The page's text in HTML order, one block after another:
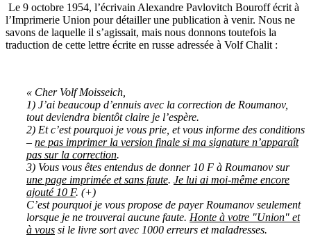
Le 9 octobre 1954, l’écrivain Alexandre Pavlovitch Bouroff écrit à
l’Imprimerie Union pour détailler une publication à venir. Nous ne
savons de laquelle il s’agissait, mais nous donnons toutefois la
traduction de cette lettre écrite en russe adressée à Volf Chalit :
« Cher Volf Moisseich,
1) J’ai beaucoup d’ennuis avec la correction de Roumanov,
tout deviendra bientôt claire je l’espère.
2) Et c’est pourquoi je vous prie, et vous informe des conditions
– ne pas imprimer la version finale si ma signature n’apparaît
pas sur la correction.
3) Vous vous êtes entendus de donner 10 F à Roumanov sur
une page imprimée et sans faute. Je lui ai moi-même encore
ajouté 10 F. (+)
C’est pourquoi je vous propose de payer Roumanov seulement
lorsque je ne trouverai aucune faute. Honte à votre "Union" et
à vous si le livre sort avec 1000 erreurs et maladresses.